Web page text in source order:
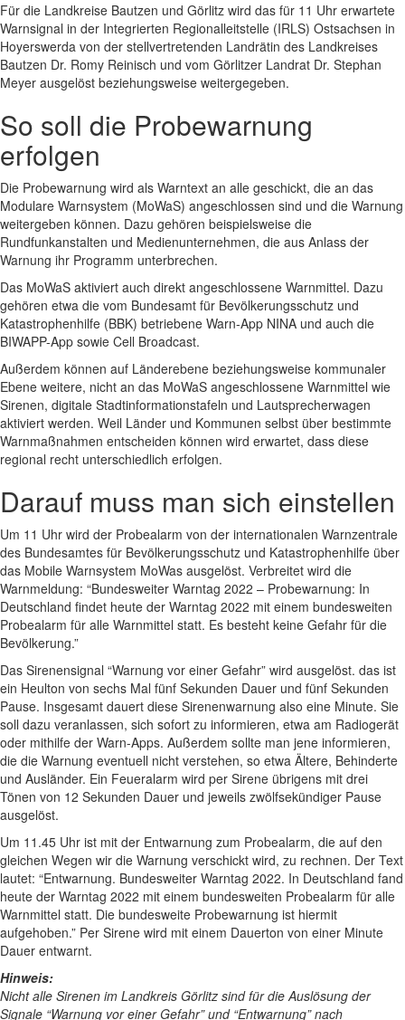
Für die Landkreise Bautzen und Görlitz wird das für 11 Uhr erwartete
Warnsignal in der Integrierten Regionalleitstelle (IRLS) Ostsachsen in
Hoyerswerda von der stellvertretenden Landrätin des Landkreises
Bautzen Dr. Romy Reinisch und vom Görlitzer Landrat Dr. Stephan
Meyer ausgelöst beziehungsweise weitergegeben.
So soll die Probewarnung
erfolgen
Die Probewarnung wird als Warntext an alle geschickt, die an das
Modulare Warnsystem (MoWaS) angeschlossen sind und die Warnung
weitergeben können. Dazu gehören beispielsweise die
Rundfunkanstalten und Medienunternehmen, die aus Anlass der
Warnung ihr Programm unterbrechen.
Das MoWaS aktiviert auch direkt angeschlossene Warnmittel. Dazu
gehören etwa die vom Bundesamt für Bevölkerungsschutz und
Katastrophenhilfe (BBK) betriebene Warn-App NINA und auch die
BIWAPP-App sowie Cell Broadcast.
Außerdem können auf Länderebene beziehungsweise kommunaler
Ebene weitere, nicht an das MoWaS angeschlossene Warnmittel wie
Sirenen, digitale Stadtinformationstafeln und Lautsprecherwagen
aktiviert werden. Weil Länder und Kommunen selbst über bestimmte
Warnmaßnahmen entscheiden können wird erwartet, dass diese
regional recht unterschiedlich erfolgen.
Darauf muss man sich einstellen
Um 11 Uhr wird der Probealarm von der internationalen Warnzentrale
des Bundesamtes für Bevölkerungsschutz und Katastrophenhilfe über
das Mobile Warnsystem MoWas ausgelöst. Verbreitet wird die
Warnmeldung: “Bundesweiter Warntag 2022 – Probewarnung: In
Deutschland findet heute der Warntag 2022 mit einem bundesweiten
Probealarm für alle Warnmittel statt. Es besteht keine Gefahr für die
Bevölkerung.”
Das Sirenensignal “Warnung vor einer Gefahr” wird ausgelöst. das ist
ein Heulton von sechs Mal fünf Sekunden Dauer und fünf Sekunden
Pause. Insgesamt dauert diese Sirenenwarnung also eine Minute. Sie
soll dazu veranlassen, sich sofort zu informieren, etwa am Radiogerät
oder mithilfe der Warn-Apps. Außerdem sollte man jene informieren,
die die Warnung eventuell nicht verstehen, so etwa Ältere, Behinderte
und Ausländer. Ein Feueralarm wird per Sirene übrigens mit drei
Tönen von 12 Sekunden Dauer und jeweils zwölfsekündiger Pause
ausgelöst.
Um 11.45 Uhr ist mit der Entwarnung zum Probealarm, die auf den
gleichen Wegen wir die Warnung verschickt wird, zu rechnen. Der Text
lautet: “Entwarnung. Bundesweiter Warntag 2022. In Deutschland fand
heute der Warntag 2022 mit einem bundesweiten Probealarm für alle
Warnmittel statt. Die bundesweite Probewarnung ist hiermit
aufgehoben.” Per Sirene wird mit einem Dauerton von einer Minute
Dauer entwarnt.
Hinweis:
Nicht alle Sirenen im Landkreis Görlitz sind für die Auslösung der
Signale “Warnung vor einer Gefahr” und “Entwarnung” nach